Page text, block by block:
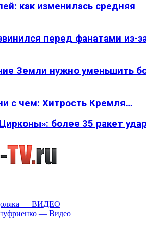
как изменилась средняя
перед фанатами из-
Земли нужно уменьшить
с чем: Хитрость Кремля…
более 35 ракет
— ВИДЕО
— Видео